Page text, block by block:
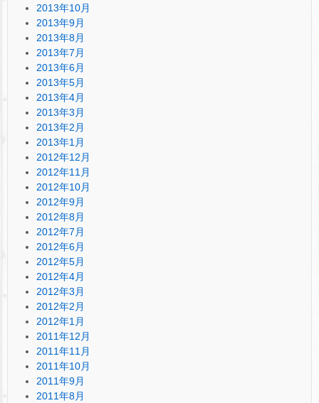
2013年10月
2013年9月
2013年8月
2013年7月
2013年6月
2013年5月
2013年4月
2013年3月
2013年2月
2013年1月
2012年12月
2012年11月
2012年10月
2012年9月
2012年8月
2012年7月
2012年6月
2012年5月
2012年4月
2012年3月
2012年2月
2012年1月
2011年12月
2011年11月
2011年10月
2011年9月
2011年8月